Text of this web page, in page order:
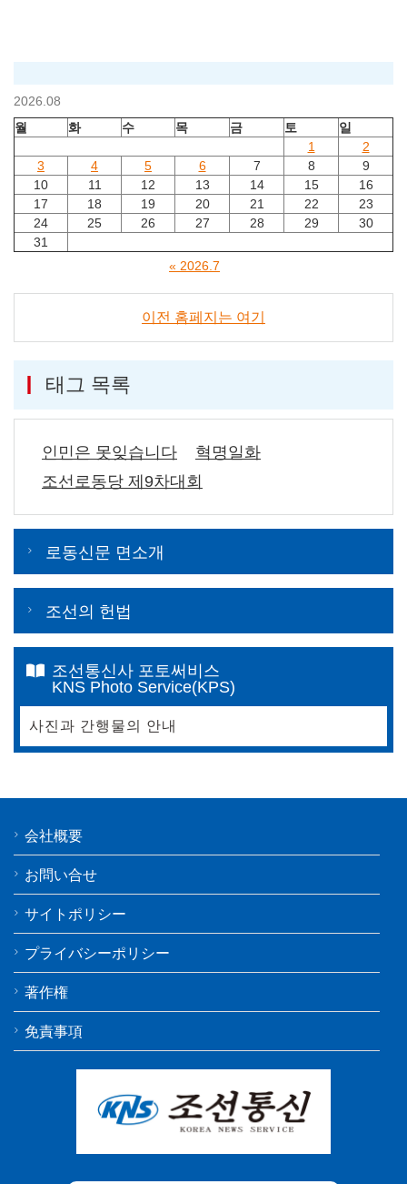
2026.08
월
화 수 목 금 토
일
1
2
3
4 5 6 7 8
9
10
11 12 13 14 15
16
17
18 19 20 21 22
23
24
25 26 27 28 29
30
31
« 2026.7
이전 홈페지는 여기
태그 목록
인민은 못잊습니다
혁명일화
조선로동당 제9차대회
로동신문 면소개
조선의 헌법
조선통신사 포토써비스
KNS Photo Service(KPS)
사진과 간행물의 안내
会社概要
お問い合せ
サイトポリシー
プライバシーポリシー
著作権
免責事項